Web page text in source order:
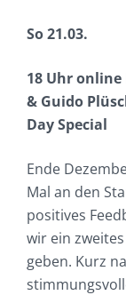
So 21.03.
18 Uhr online
& Guido
Day Special
Ende
Mal an den
positives
wir ein
geben. Kurz